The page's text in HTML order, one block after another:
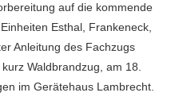
auf die kommende
Esthal, Frankeneck,
Anleitung des Fachzugs
Waldbrandzug, am 18.
im Gerätehaus Lambrecht.